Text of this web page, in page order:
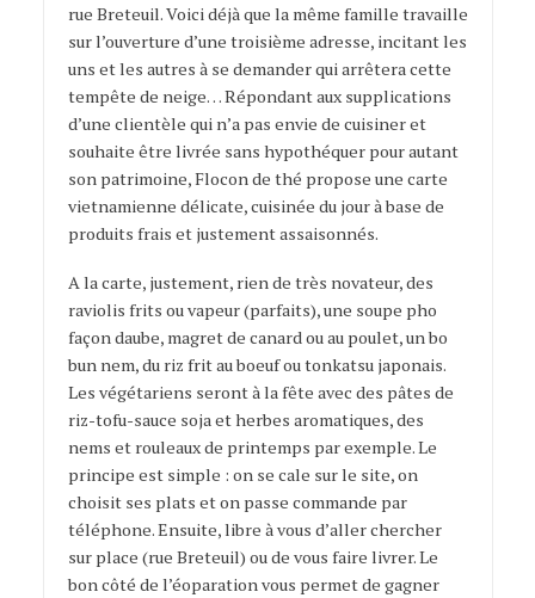
rue Breteuil. Voici déjà que la même famille travaille
sur l’ouverture d’une troisième adresse, incitant les
uns et les autres à se demander qui arrêtera cette
tempête de neige… Répondant aux supplications
d’une clientèle qui n’a pas envie de cuisiner et
souhaite être livrée sans hypothéquer pour autant
son patrimoine, Flocon de thé propose une carte
vietnamienne délicate, cuisinée du jour à base de
produits frais et justement assaisonnés.
A la carte, justement, rien de très novateur, des
raviolis frits ou vapeur (parfaits), une soupe pho
façon daube, magret de canard ou au poulet, un bo
bun nem, du riz frit au boeuf ou tonkatsu japonais.
Les végétariens seront à la fête avec des pâtes de
riz-tofu-sauce soja et herbes aromatiques, des
nems et rouleaux de printemps par exemple. Le
principe est simple : on se cale sur le site, on
choisit ses plats et on passe commande par
téléphone. Ensuite, libre à vous d’aller chercher
sur place (rue Breteuil) ou de vous faire livrer. Le
bon côté de l’éoparation vous permet de gagner